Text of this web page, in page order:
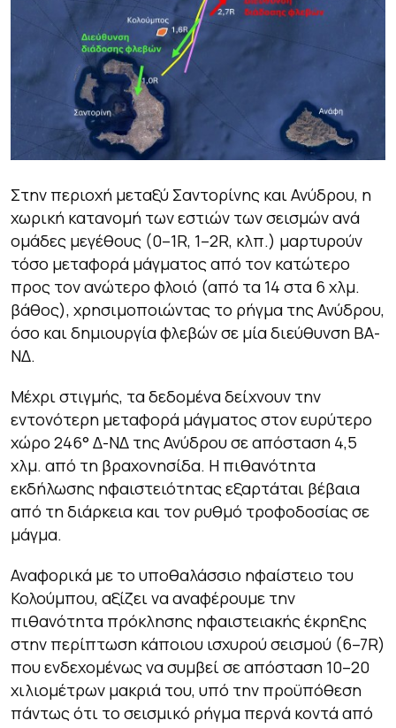
Στην περιοχή μεταξύ Σαντορίνης και Ανύδρου, η
χωρική κατανομή των εστιών των σεισμών ανά
ομάδες μεγέθους (0–1R, 1–2R, κλπ.) μαρτυρούν
τόσο μεταφορά μάγματος από τον κατώτερο
προς τον ανώτερο φλοιό (από τα 14 στα 6 χλμ.
βάθος), χρησιμοποιώντας το ρήγμα της Ανύδρου,
όσο και δημιουργία φλεβών σε μία διεύθυνση ΒΑ-
ΝΔ.
Μέχρι στιγμής, τα δεδομένα δείχνουν την
εντονότερη μεταφορά μάγματος στον ευρύτερο
χώρο 246° Δ-ΝΔ της Ανύδρου σε απόσταση 4,5
χλμ. από τη βραχονησίδα. Η πιθανότητα
εκδήλωσης ηφαιστειότητας εξαρτάται βέβαια
από τη διάρκεια και τον ρυθμό τροφοδοσίας σε
μάγμα.
Αναφορικά με το υποθαλάσσιο ηφαίστειο του
Κολούμπου, αξίζει να αναφέρουμε την
πιθανότητα πρόκλησης ηφαιστειακής έκρηξης
στην περίπτωση κάποιου ισχυρού σεισμού (6–7R)
που ενδεχομένως να συμβεί σε απόσταση 10–20
χιλιομέτρων μακριά του, υπό την προϋπόθεση
πάντως ότι το σεισμικό ρήγμα περνά κοντά από